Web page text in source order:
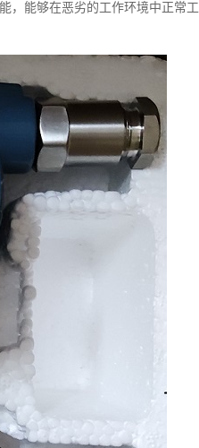
，能够在恶劣的工作环境中正常工